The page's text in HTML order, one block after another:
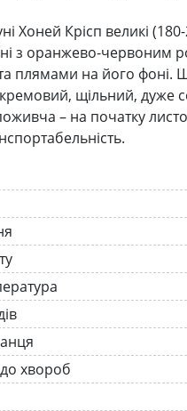
Хоней Крісп великі
з оранжево-червоним
плямами на його фоні.
щільний, дуже
– на початку
до хвороб